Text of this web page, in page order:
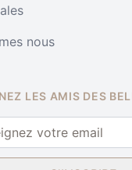
nous
LES AMIS DES